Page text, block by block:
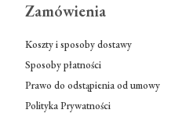
Zamówienia
Koszty i sposoby dostawy
Sposoby płatności
Prawo do odstąpienia od umowy
Polityka Prywatności